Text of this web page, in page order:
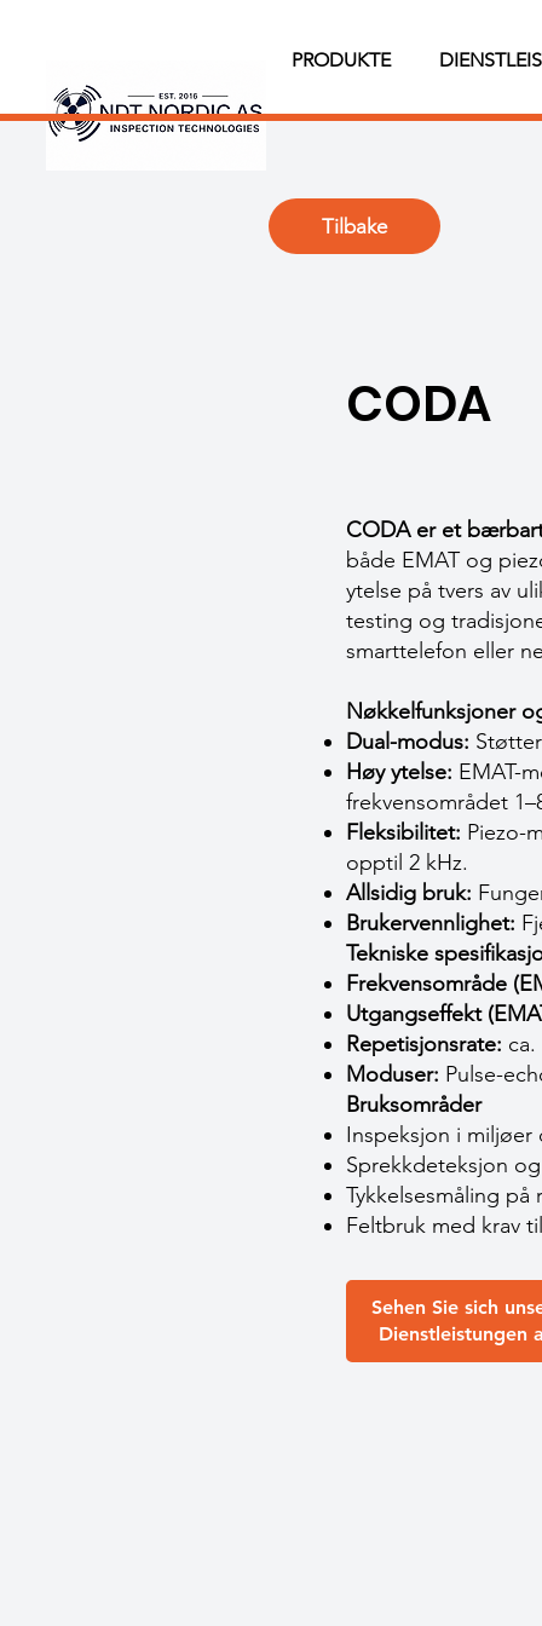
PRODUKTE
Tilbake
CODA
CODA er et
både EMAT og
ytelse på tvers av
testing og
smarttelefon eller
Nøkkelfunksjoner
Dual-modus:
Høy ytelse: EMAT-
frekvensområdet
Fleksibilitet: Piezo-
opptil 2 kHz.
Allsidig bruk:
Brukervennlighet:
Tekniske
Frekvensområde
Utgangseffekt
Repetisjonsrate: ca.
Moduser: Pulse-
Bruksområder
Inspeksjon i miljøer
Sprekkdeteksjon
Tykkelsesmåling
Feltbruk med krav
Sehen Sie sich
Dienstleistungen